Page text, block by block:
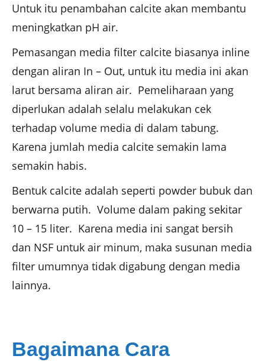
Untuk itu penambahan calcite akan membantu
meningkatkan pH air.
Pemasangan media filter calcite biasanya inline
dengan aliran In – Out, untuk itu media ini akan
larut bersama aliran air. Pemeliharaan yang
diperlukan adalah selalu melakukan cek
terhadap volume media di dalam tabung.
Karena jumlah media calcite semakin lama
semakin habis.
Bentuk calcite adalah seperti powder bubuk dan
berwarna putih. Volume dalam paking sekitar
10 – 15 liter. Karena media ini sangat bersih
dan NSF untuk air minum, maka susunan media
filter umumnya tidak digabung dengan media
lainnya.
Bagaimana Cara